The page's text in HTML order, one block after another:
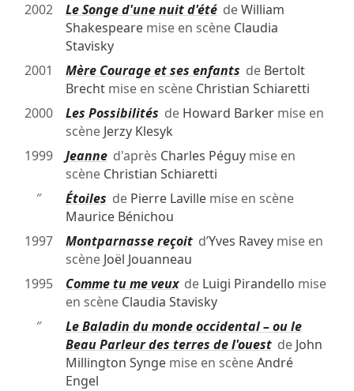
2002
Le Songe d'une nuit d'étédeWilliam
Shakespearemise en scène Claudia
Stavisky
2001
Mère Courage et ses enfants de Bertolt
Brechtmise en scène Christian Schiaretti
2000
Les Possibilités de Howard Barkermise en
scène Jerzy Klesyk
1999
Jeanned'après Charles Péguymise en
scène Christian Schiaretti
″
Étoiles de Pierre Lavillemise en scène
Maurice Bénichou
1997
Montparnasse reçoitd’Yves Raveymise en
scène Joël Jouanneau
1995
Comme tu me veuxde Luigi Pirandello mise
en scène Claudia Stavisky
″
Le Baladin du monde occidental – ou le
Beau Parleur des terres de l'ouestde John
Millington Syngemise en scèneAndré
Engel